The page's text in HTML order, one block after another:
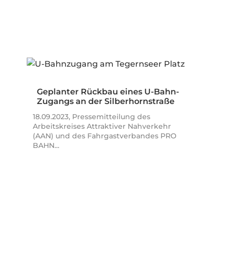
Geplanter Rückbau eines U-Bahn-
Zugangs an der Silberhornstraße
18.09.2023, Pressemitteilung des
Arbeitskreises Attraktiver Nahverkehr
(AAN) und des Fahrgastverbandes PRO
BAHN…